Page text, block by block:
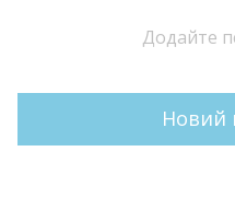
Додайте
Новий